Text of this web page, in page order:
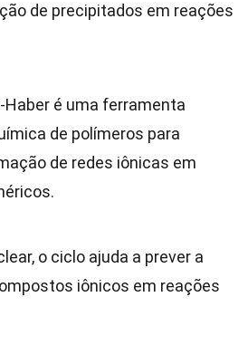
de precipitados em reações
Haber é uma ferramenta
de polímeros para
de redes iônicas em
o ciclo ajuda a prever a
iônicos em reações